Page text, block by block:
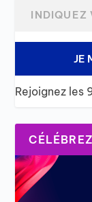
JE
Rejoignez les